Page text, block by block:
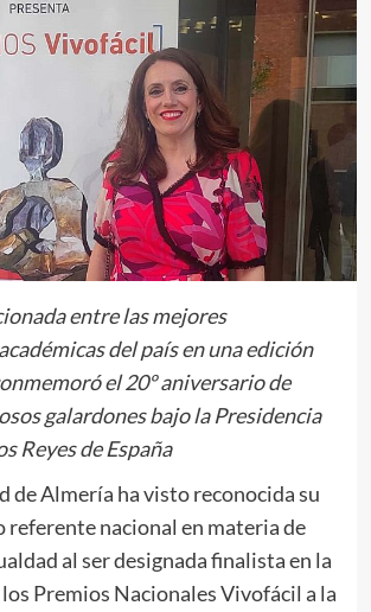
entre las mejores
del país en una edición
el 20º aniversario de
galardones bajo la Presidencia
Reyes de España
de Almería ha visto reconocida su
referente nacional en materia de
al ser designada finalista en la
Premios Nacionales Vivofácil a la